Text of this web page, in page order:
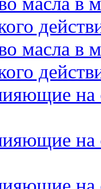
масла в
на
на